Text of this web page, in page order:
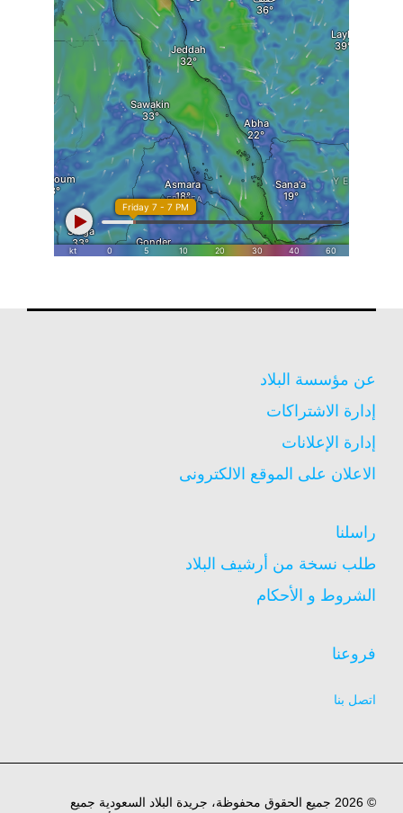
عن مؤسسة البلاد
إدارة الاشتراكات
إدارة الإعلانات
الاعلان على الموقع الالكترونى
راسلنا
طلب نسخة من أرشيف البلاد
الشروط و الأحكام
فروعنا
اتصل بنا
© 2026 جميع الحقوق محفوظة، جريدة البلاد السعودية جميع